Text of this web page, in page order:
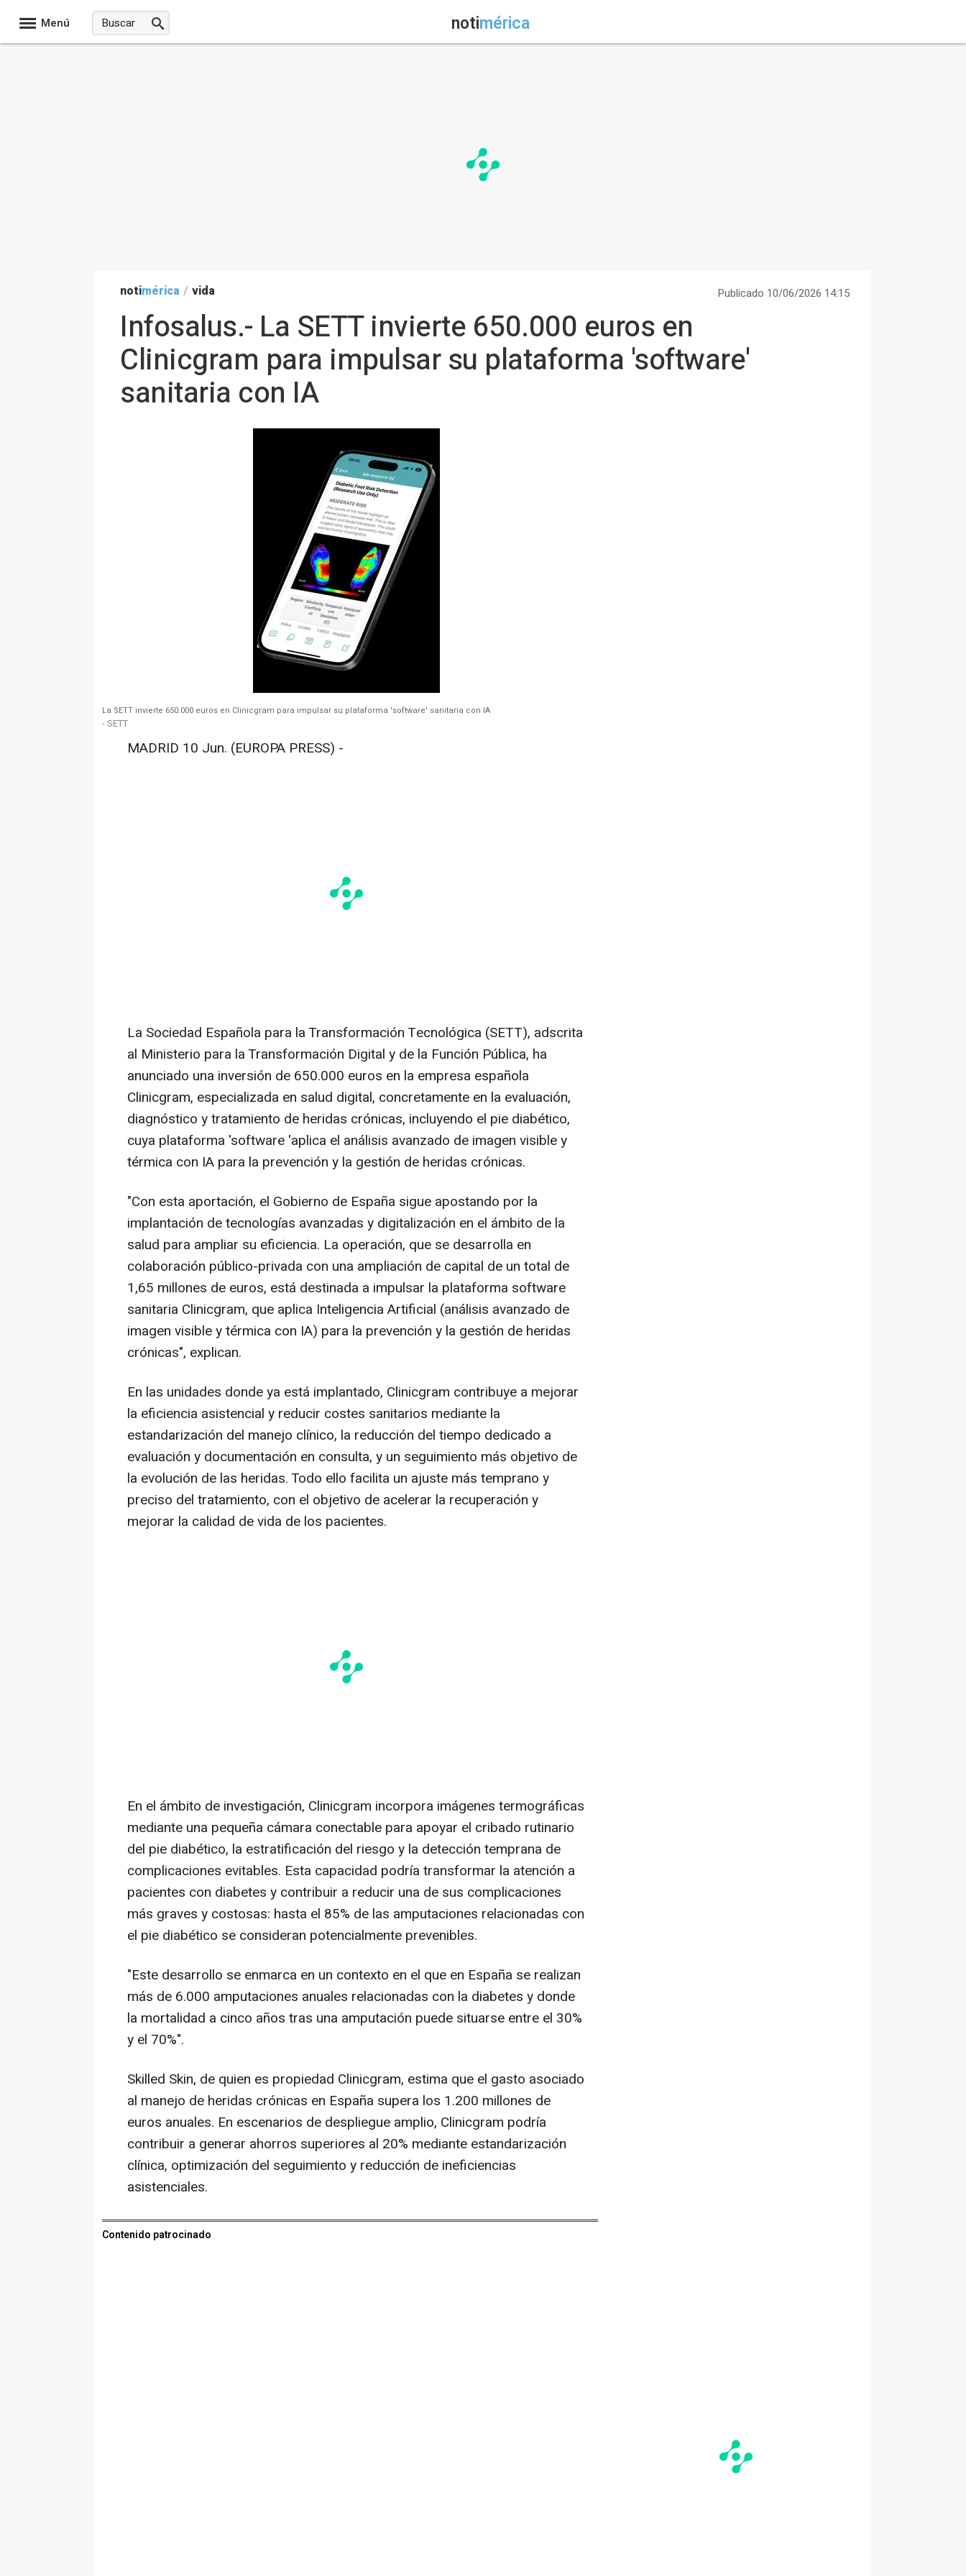
Menú notimérica
notimérica / vida Publicado 10/06/2026 14:15
Infosalus.- La SETT invierte 650.000 euros en
Clinicgram para impulsar su plataforma 'software'
sanitaria con IA
La SETT invierte 650.000 euros en Clinicgram para impulsar su plataforma 'software' sanitaria con IA
- SETT
MADRID 10 Jun. (EUROPA PRESS) -
La Sociedad Española para la Transformación Tecnológica (SETT), adscrita
al Ministerio para la Transformación Digital y de la Función Pública, ha
anunciado una inversión de 650.000 euros en la empresa española
Clinicgram, especializada en salud digital, concretamente en la evaluación,
diagnóstico y tratamiento de heridas crónicas, incluyendo el pie diabético,
cuya plataforma 'software 'aplica el análisis avanzado de imagen visible y
térmica con IA para la prevención y la gestión de heridas crónicas.
"Con esta aportación, el Gobierno de España sigue apostando por la
implantación de tecnologías avanzadas y digitalización en el ámbito de la
salud para ampliar su eficiencia. La operación, que se desarrolla en
colaboración público-privada con una ampliación de capital de un total de
1,65 millones de euros, está destinada a impulsar la plataforma software
sanitaria Clinicgram, que aplica Inteligencia Artificial (análisis avanzado de
imagen visible y térmica con IA) para la prevención y la gestión de heridas
crónicas", explican.
En las unidades donde ya está implantado, Clinicgram contribuye a mejorar
la eficiencia asistencial y reducir costes sanitarios mediante la
estandarización del manejo clínico, la reducción del tiempo dedicado a
evaluación y documentación en consulta, y un seguimiento más objetivo de
la evolución de las heridas. Todo ello facilita un ajuste más temprano y
preciso del tratamiento, con el objetivo de acelerar la recuperación y
mejorar la calidad de vida de los pacientes.
En el ámbito de investigación, Clinicgram incorpora imágenes termográficas
mediante una pequeña cámara conectable para apoyar el cribado rutinario
del pie diabético, la estratificación del riesgo y la detección temprana de
complicaciones evitables. Esta capacidad podría transformar la atención a
pacientes con diabetes y contribuir a reducir una de sus complicaciones
más graves y costosas: hasta el 85% de las amputaciones relacionadas con
el pie diabético se consideran potencialmente prevenibles.
"Este desarrollo se enmarca en un contexto en el que en España se realizan
más de 6.000 amputaciones anuales relacionadas con la diabetes y donde
la mortalidad a cinco años tras una amputación puede situarse entre el 30%
y el 70%".
Skilled Skin, de quien es propiedad Clinicgram, estima que el gasto asociado
al manejo de heridas crónicas en España supera los 1.200 millones de
euros anuales. En escenarios de despliegue amplio, Clinicgram podría
contribuir a generar ahorros superiores al 20% mediante estandarización
clínica, optimización del seguimiento y reducción de ineficiencias
asistenciales.
Contenido patrocinado